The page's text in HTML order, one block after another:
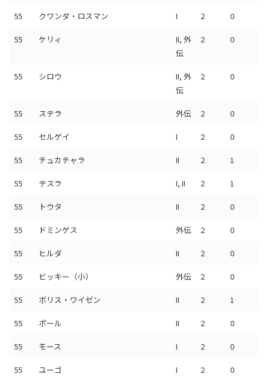
55 クワンダ・ロスマン I 2 0
55 ケリィ
II, 外
伝
2 0
55 シロウ
II, 外
伝
2 0
55 ステラ 外伝 2 0
55 セルゲイ I 2 0
55 チュカチャラ II 2 1
55 テスラ I, II 2 1
55 トウタ II 2 0
55 ドミンゲス 外伝 2 0
55 ヒルダ II 2 0
55 ビッキー（小） 外伝 2 0
55 ボリス・ワイゼン II 2 1
55 ポール II 2 0
55 モース I 2 0
55 ユーゴ I 2 0